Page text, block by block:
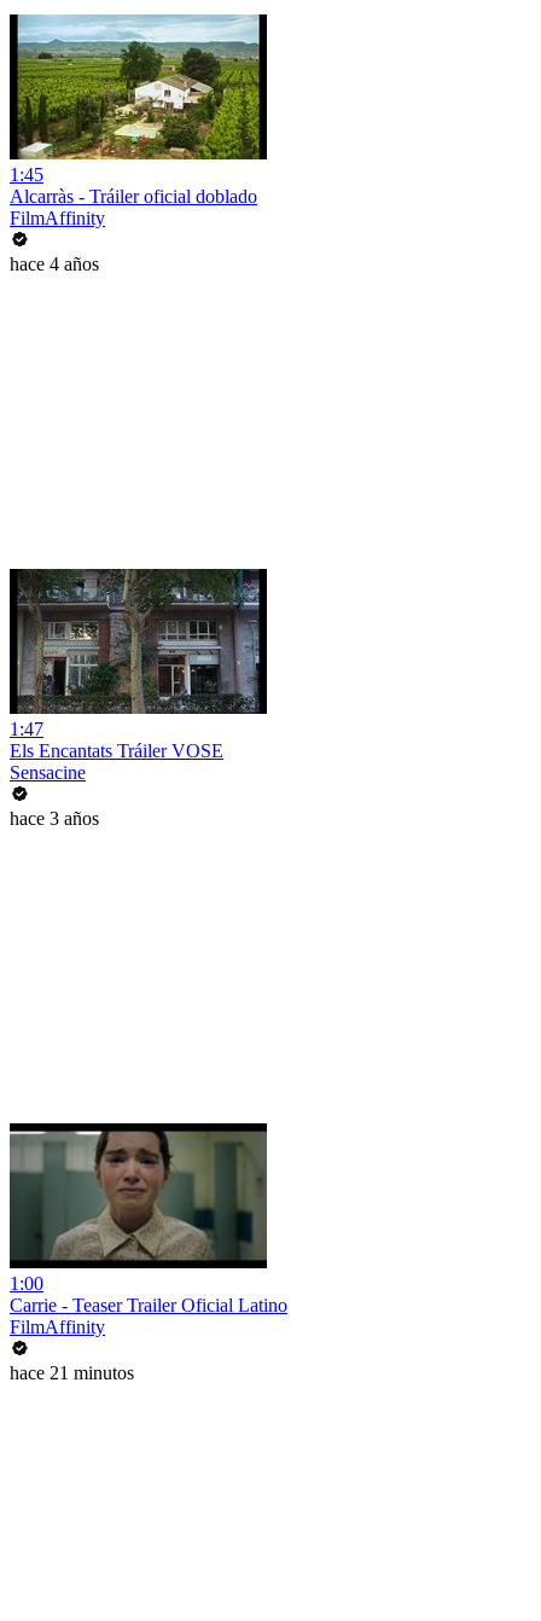
1:45
Alcarràs - Tráiler oficial doblado
FilmAffinity
hace 4 años
1:47
Els Encantats Tráiler VOSE
Sensacine
hace 3 años
1:00
Carrie - Teaser Trailer Oficial Latino
FilmAffinity
hace 21 minutos